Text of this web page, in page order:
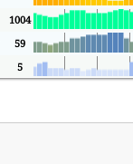
1004
59
5